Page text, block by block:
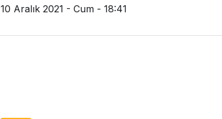
10 Aralık 2021 - Cum - 18:41